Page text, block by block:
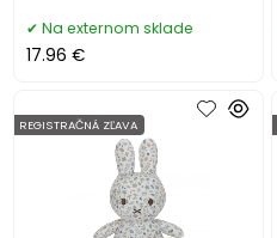
Na externom sklade
17.96 €
REGISTRAČNÁ ZĽAVA